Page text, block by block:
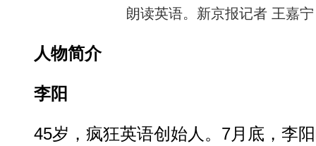
朗读英语。新京报记者 王嘉
人物简介
李阳
45岁，疯狂英语创始人。7月底，李阳